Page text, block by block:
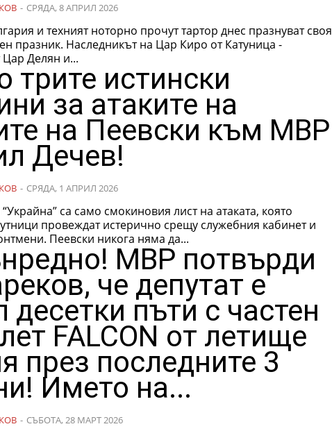
- СРЯДА, 8 АПРИЛ 2026
и техният ноторно прочут тартор днес празнуват своя
празник. Наследникът на Цар Киро от Катуница -
Делян и...
трите истински
за атаките на
на Пеевски към МВР
Дечев!
- СРЯДА, 1 АПРИЛ 2026
са само смокиновия лист на атаката, която
провеждат истерично срещу служебния кабинет и
Пеевски никога няма да...
МВР потвърди
че депутат е
десетки пъти с частен
FALCON от летище
през последните 3
Името на...
- СЪБОТА, 28 МАРТ 2026